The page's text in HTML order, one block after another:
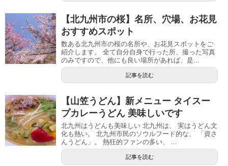
【北九州市の桜】名所、穴場、お花見
おすすめスポット
数ある北九州市の桜の名所や、お花見スポットをご
紹介します。 全て自分自身で行った所、撮った写真
のみですので、他にも良い場所があれば、是...
記事を読む
【山笠うどん】新メニュー タイスー
プカレーうどん 美味しいです
北九州はうどんも美味しい 北九州は、 実はうどん文
化も熱い。 北九州市民のソウルフード的な、 「資さ
んうどん」。 熱狂的ファンの多い、 ...
記事を読む